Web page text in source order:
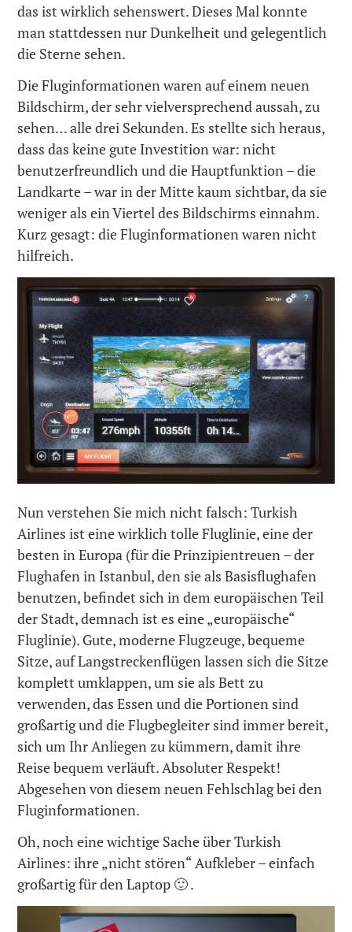
das ist wirklich sehenswert. Dieses Mal konnte
man stattdessen nur Dunkelheit und gelegentlich
die Sterne sehen.
Die Fluginformationen waren auf einem neuen
Bildschirm, der sehr vielversprechend aussah, zu
sehen… alle drei Sekunden. Es stellte sich heraus,
dass das keine gute Investition war: nicht
benutzerfreundlich und die Hauptfunktion – die
Landkarte – war in der Mitte kaum sichtbar, da sie
weniger als ein Viertel des Bildschirms einnahm.
Kurz gesagt: die Fluginformationen waren nicht
hilfreich.
Nun verstehen Sie mich nicht falsch: Turkish
Airlines ist eine wirklich tolle Fluglinie, eine der
besten in Europa (für die Prinzipientreuen – der
Flughafen in Istanbul, den sie als Basisflughafen
benutzen, befindet sich in dem europäischen Teil
der Stadt, demnach ist es eine „europäische“
Fluglinie). Gute, moderne Flugzeuge, bequeme
Sitze, auf Langstreckenflügen lassen sich die Sitze
komplett umklappen, um sie als Bett zu
verwenden, das Essen und die Portionen sind
großartig und die Flugbegleiter sind immer bereit,
sich um Ihr Anliegen zu kümmern, damit ihre
Reise bequem verläuft. Absoluter Respekt!
Abgesehen von diesem neuen Fehlschlag bei den
Fluginformationen.
Oh, noch eine wichtige Sache über Turkish
Airlines: ihre „nicht stören“ Aufkleber – einfach
großartig für den Laptop 🙂 .